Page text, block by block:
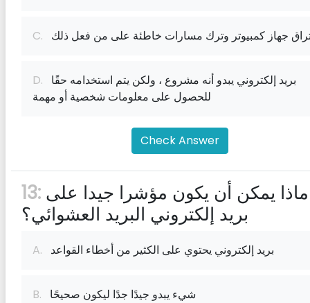
C. جهاز كمبيوتر وترك مسارات خاطئة على من فعل ذلك
D.
للحصول على معلومات شخصية أو مهمة
Check Answer
13:
بريد إلكتروني البريد العشوائي؟
A. بريد إلكتروني يحتوي على الكثير من أخطاء القواعد
B. شيء يبدو جيدًا جدًا ليكون صحيحًا